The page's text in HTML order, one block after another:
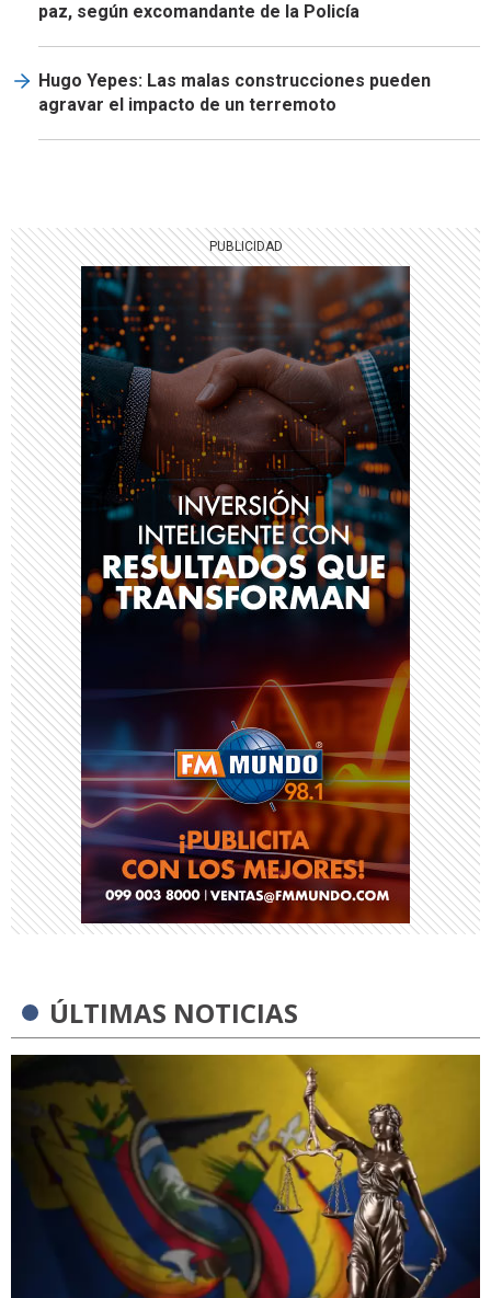
paz, según excomandante de la Policía
Hugo Yepes: Las malas construcciones pueden
agravar el impacto de un terremoto
ÚLTIMAS NOTICIAS